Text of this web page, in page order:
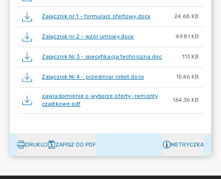
Załącznik nr 1 - formularz ofertowy.docx 24.68 KB
Załącznik nr 2 - wzór umowy.docx 49.81 KB
Załącznik Nr 3 - specyfikacja techniczna.doc 113 KB
Załącznik Nr 4 - przedmiar robót.docx 15.46 KB
zawiadomienie o wyborze oferty- remonty
cząstkowe.pdf
164.36 KB
DRUKUJ ZAPISZ DO PDF METRYCZKA